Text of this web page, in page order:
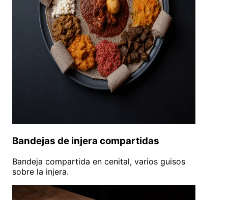
Bandejas de injera compartidas
Bandeja compartida en cenital, varios guisos
sobre la injera.